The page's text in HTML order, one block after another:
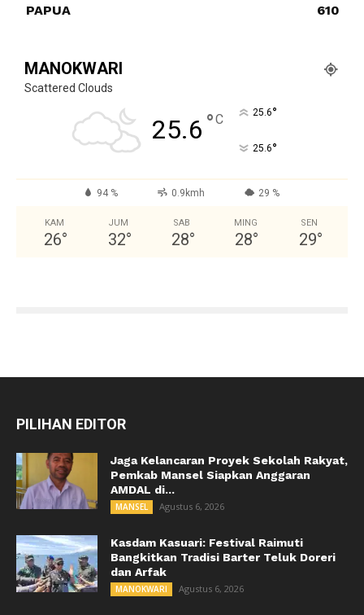
PAPUA
610
MANOKWARI
Scattered Clouds
25.6 °C 25.6°
25.6°
94 % 0.9kmh 29 %
KAM
26°
JUM
32°
SAB
28°
MING
28°
SEN
29°
PILIHAN EDITOR
Jaga Kelancaran Proyek Sekolah Rakyat,
Pemkab Mansel Siapkan Anggaran
AMDAL di...
MANSEL Agustus 6, 2026
Kasdam Kasuari: Festival Raimuti
Bangkitkan Tradisi Barter Teluk Doreri
dan Arfak
MANOKWARI Agustus 6, 2026